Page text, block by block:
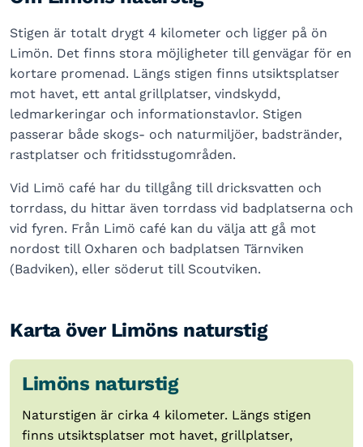
Stigen är totalt drygt 4 kilometer och ligger på ön
Limön. Det finns stora möjligheter till genvägar för en
kortare promenad. Längs stigen finns utsiktsplatser
mot havet, ett antal grillplatser, vindskydd,
ledmarkeringar och informationstavlor. Stigen
passerar både skogs- och naturmiljöer, badstränder,
rastplatser och fritidsstugområden.
Vid Limö café har du tillgång till dricksvatten och
torrdass, du hittar även torrdass vid badplatserna och
vid fyren. Från Limö café kan du välja att gå mot
nordost till Oxharen och badplatsen Tärnviken
(Badviken), eller söderut till Scoutviken.
Karta över Limöns naturstig
Limöns naturstig
Naturstigen är cirka 4 kilometer. Längs stigen
finns utsiktsplatser mot havet, grillplatser,